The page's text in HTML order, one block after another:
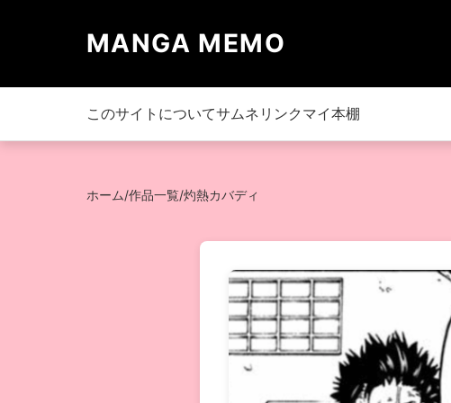
MANGA MEMO
このサイトについてサムネリンク マイ本棚
ホーム/作品一覧/灼熱カバディ